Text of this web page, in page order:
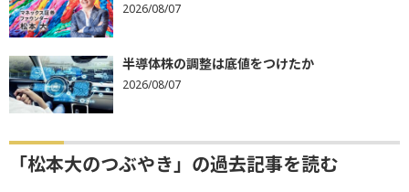
2026/08/07
半導体株の調整は底値をつけたか
2026/08/07
「松本大のつぶやき」の過去記事を読む